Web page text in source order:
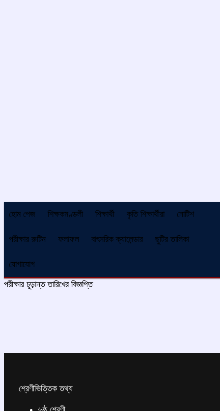
হোম পেজ শিক্ষকমণ্ডলী শিক্ষার্থী কৃতি শিক্ষার্থীরা নোটিশ
পরীক্ষার রুটিন ফলাফল বাৎসরিক ক্যালেন্ডার ছুটির তালিকা
যোগাযোগ
পরীক্ষার চূড়ান্ত তারিখের বিজ্ঞপ্তি
শ্রেণীভিত্তিক তথ্য